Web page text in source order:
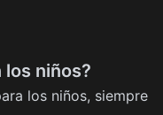
los niños?
los niños, siempre